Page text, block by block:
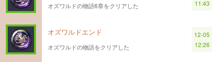
オズワルドの物語6章をクリアした
11:43
オズワルドエンド
オズワルドの物語をクリアした
12-05
12:26